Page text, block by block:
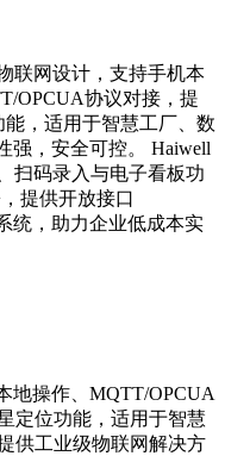
联网设计，支持手机本
OPCUA协议对接，提
，适用于智慧工厂、数
强，安全可控。 Haiwell
扫码录入与电子看板功
提供开放接口
统，助力企业低成本实
地操作、MQTT/OPCUA
定位功能，适用于智慧
供工业级物联网解决方